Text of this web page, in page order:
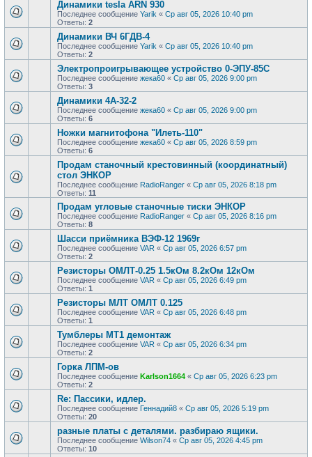
Динамики tesla ARN 930
Последнее сообщение Yarik « Ср авг 05, 2026 10:40 pm
Ответы: 2
Динамики ВЧ 6ГДВ-4
Последнее сообщение Yarik « Ср авг 05, 2026 10:40 pm
Ответы: 2
Электропроигрывающее устройство 0-ЭПУ-85С
Последнее сообщение жека60 « Ср авг 05, 2026 9:00 pm
Ответы: 3
Динамики 4А-32-2
Последнее сообщение жека60 « Ср авг 05, 2026 9:00 pm
Ответы: 6
Ножки магнитофона "Илеть-110"
Последнее сообщение жека60 « Ср авг 05, 2026 8:59 pm
Ответы: 6
Продам станочный крестовинный (координатный)
стол ЭНКОР
Последнее сообщение RadioRanger « Ср авг 05, 2026 8:18 pm
Ответы: 11
Продам угловые станочные тиски ЭНКОР
Последнее сообщение RadioRanger « Ср авг 05, 2026 8:16 pm
Ответы: 8
Шасси приёмника ВЭФ-12 1969г
Последнее сообщение VAR « Ср авг 05, 2026 6:57 pm
Ответы: 2
Резисторы ОМЛТ-0.25 1.5кОм 8.2кОм 12кОм
Последнее сообщение VAR « Ср авг 05, 2026 6:49 pm
Ответы: 1
Резисторы МЛТ ОМЛТ 0.125
Последнее сообщение VAR « Ср авг 05, 2026 6:48 pm
Ответы: 1
Тумблеры МТ1 демонтаж
Последнее сообщение VAR « Ср авг 05, 2026 6:34 pm
Ответы: 2
Горка ЛПМ-ов
Последнее сообщение Karlson1664 « Ср авг 05, 2026 6:23 pm
Ответы: 2
Re: Пассики, идлер.
Последнее сообщение Геннадий8 « Ср авг 05, 2026 5:19 pm
Ответы: 20
разные платы с деталями. разбираю ящики.
Последнее сообщение Wilson74 « Ср авг 05, 2026 4:45 pm
Ответы: 10